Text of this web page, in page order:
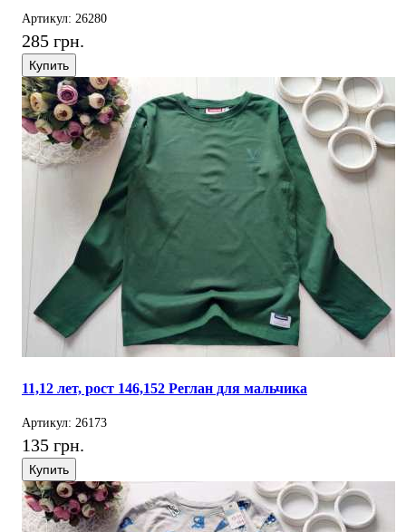
Артикул: 26280
285 грн.
Купить
11,12 лет, рост 146,152 Реглан для мальчика
Артикул: 26173
135 грн.
Купить